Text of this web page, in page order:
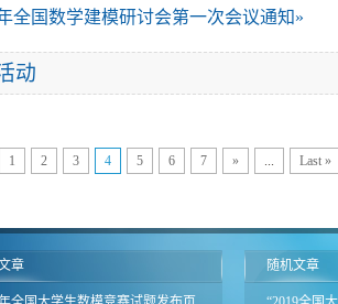
全国数学建模研讨会第一次会议通知»
动
1 2 3 4 5 6 7 » ... Last »
章 随机文章